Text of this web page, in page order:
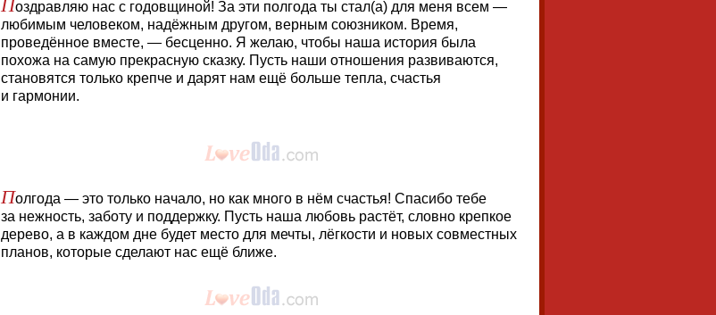
оздравляю нас с годовщиной! За эти полгода ты стал(а) для меня всем —
любимым человеком, надёжным другом, верным союзником. Время,
проведённое вместе, — бесценно. Я желаю, чтобы наша история была
похожа на самую прекрасную сказку. Пусть наши отношения развиваются,
становятся только крепче и дарят нам ещё больше тепла, счастья
и гармонии.
Полгода — это только начало, но как много в нём счастья! Спасибо тебе
за нежность, заботу и поддержку. Пусть наша любовь растёт, словно крепкое
дерево, а в каждом дне будет место для мечты, лёгкости и новых совместных
планов, которые сделают нас ещё ближе.